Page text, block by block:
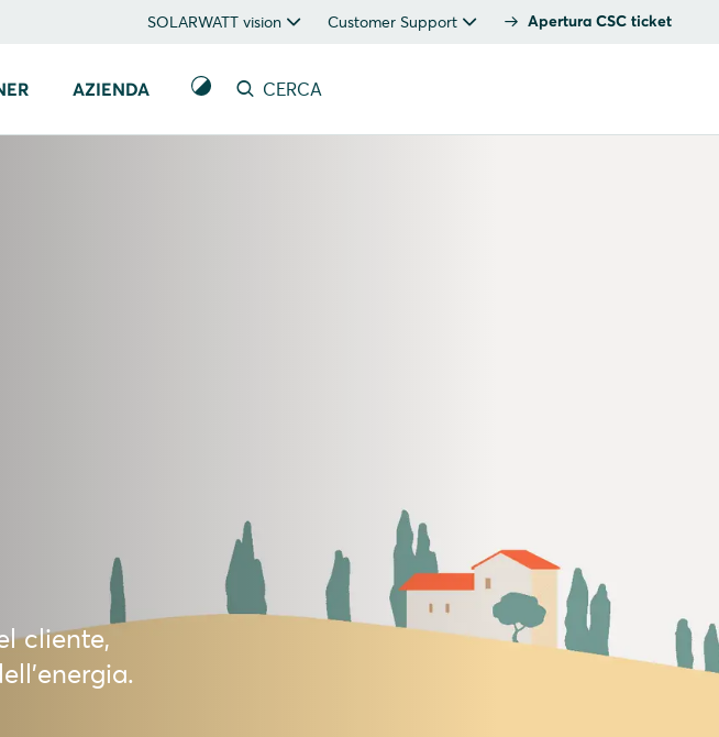
SOLARWATT vision Customer Support Apertura CSC ticket
AZIENDA CERCA
cliente,